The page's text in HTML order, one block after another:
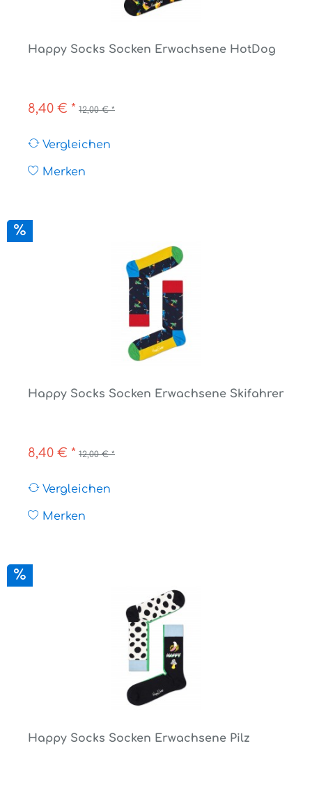
Happy Socks Socken Erwachsene HotDog
8,40 € * 12,00 € *
Vergleichen
Merken
Happy Socks Socken Erwachsene Skifahrer
8,40 € * 12,00 € *
Vergleichen
Merken
Happy Socks Socken Erwachsene Pilz